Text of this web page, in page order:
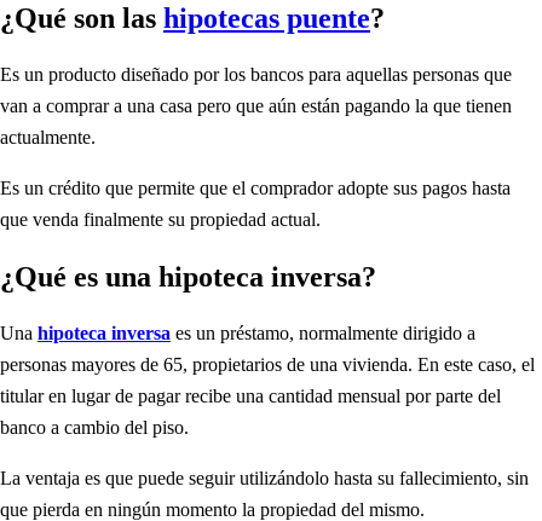
¿Qué son las hipotecas puente?
Es un producto diseñado por los bancos para aquellas personas que
van a comprar a una casa pero que aún están pagando la que tienen
actualmente.
Es un crédito que permite que el comprador adopte sus pagos hasta
que venda finalmente su propiedad actual.
¿Qué es una hipoteca inversa?
Una hipoteca inversa es un préstamo, normalmente dirigido a
personas mayores de 65, propietarios de una vivienda. En este caso, el
titular en lugar de pagar recibe una cantidad mensual por parte del
banco a cambio del piso.
La ventaja es que puede seguir utilizándolo hasta su fallecimiento, sin
que pierda en ningún momento la propiedad del mismo.